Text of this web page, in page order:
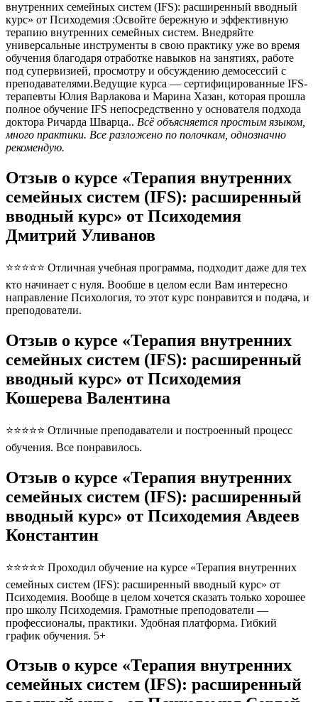
внутренних семейных систем (IFS): расширенный вводный
курс» от Психодемия :Освойте бережную и эффективную
терапию внутренних семейных систем. Внедряйте
универсальные инструменты в свою практику уже во время
обучения благодаря отработке навыков на занятиях, работе
под супервизией, просмотру и обсуждению демосессий с
преподавателями.Ведущие курса — сертифицированные IFS-
терапевты Юлия Варлакова и Марина Хазан, которая прошла
полное обучение IFS непосредственно у основателя подхода
доктора Ричарда Шварца.. Всё объясняется простым языком,
много практики. Все разложено по полочкам, однозначно
рекомендую.
Отзыв о курсе «Терапия внутренних
семейных систем (IFS): расширенный
вводный курс» от Психодемия
Дмитрий Уливанов
⭐⭐⭐⭐⭐ Отличная учебная программа, подходит даже для тех
кто начинает с нуля. Вообше в целом если Вам интересно
направление Психология, то этот курс понравится и подача, и
преподователи.
Отзыв о курсе «Терапия внутренних
семейных систем (IFS): расширенный
вводный курс» от Психодемия
Кошерева Валентина
⭐⭐⭐⭐⭐ Отличные преподаватели и построенный процесс
обучения. Все понравилось.
Отзыв о курсе «Терапия внутренних
семейных систем (IFS): расширенный
вводный курс» от Психодемия Авдеев
Константин
⭐⭐⭐⭐⭐ Проходил обучение на курсе «Терапия внутренних
семейных систем (IFS): расширенный вводный курс» от
Психодемия. Вообще в целом хочется сказать только хорошее
про школу Психодемия. Грамотные преподователи —
профессионалы, практики. Удобная платформа. Гибкий
график обучения. 5+
Отзыв о курсе «Терапия внутренних
семейных систем (IFS): расширенный